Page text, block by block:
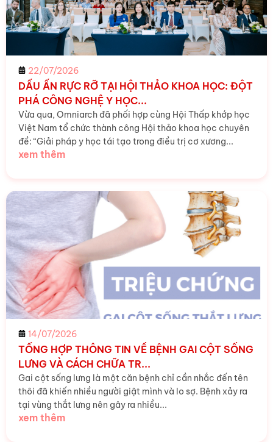
22/07/2026
DẤU ẤN RỰC RỠ TẠI HỘI THẢO KHOA HỌC: ĐỘT
PHÁ CÔNG NGHỆ Y HỌC...
Vừa qua, Omniarch đã phối hợp cùng Hội Thấp khớp học
Việt Nam tổ chức thành công Hội thảo khoa học chuyên
đề: “Giải pháp y học tái tạo trong điều trị cơ xương...
xem thêm
14/07/2026
TỔNG HỢP THÔNG TIN VỀ BỆNH GAI CỘT SỐNG
LƯNG VÀ CÁCH CHỮA TR...
Gai cột sống lưng là một căn bệnh chỉ cần nhắc đến tên
thôi đã khiến nhiều người giật mình và lo sợ. Bệnh xảy ra
tại vùng thắt lưng nên gây ra nhiều...
xem thêm